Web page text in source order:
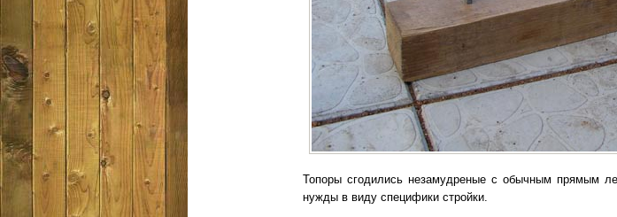
Топоры сгодились незамудреные с обычным прямым
нужды в виду специфики стройки.